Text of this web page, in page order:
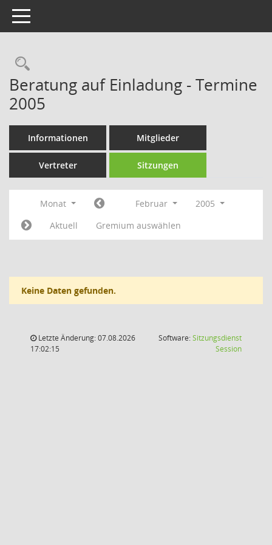
Toggle navigation
Rechercheauswahl
Beratung auf Einladung - Termine
2005
Informationen Mitglieder
Vertreter Sitzungen
Monat Februar
2005
Aktuell
Gremium auswählen
Keine Daten gefunden.
Letzte Änderung: 07.08.2026
17:02:15
Software:Sitzungsdienst
Session(Wird in